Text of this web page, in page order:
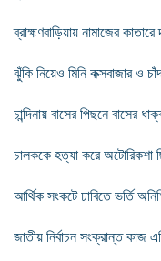
ব্রাহ্মণবাড়িয়ায় নামাজের
ঝুঁকি নিয়েও মিনি কক্সবাজার ও
চান্দিনায় বাসের পিছনে বাসের
চালককে হত্যা করে অটোরিকশা
আর্থিক সংকটে ঢাবিতে ভর্তি
জাতীয় নির্বাচন সংক্রান্ত কাজ